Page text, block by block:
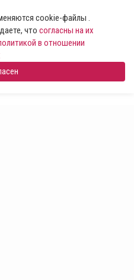
cookie-файлы .
что согласны на их
в отношении